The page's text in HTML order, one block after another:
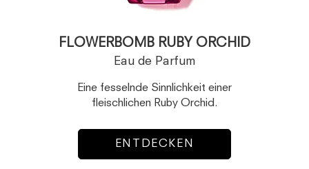
FLOWERBOMB RUBY ORCHID
Eau de Parfum
Eine fesselnde Sinnlichkeit einer
fleischlichen Ruby Orchid.
ENTDECKEN